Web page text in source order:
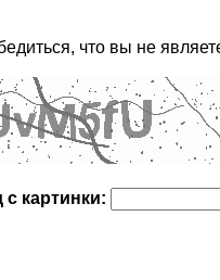
что вы не
с картинки: